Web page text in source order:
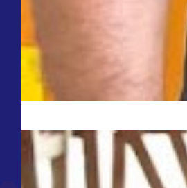
Investigación
Conoce Más